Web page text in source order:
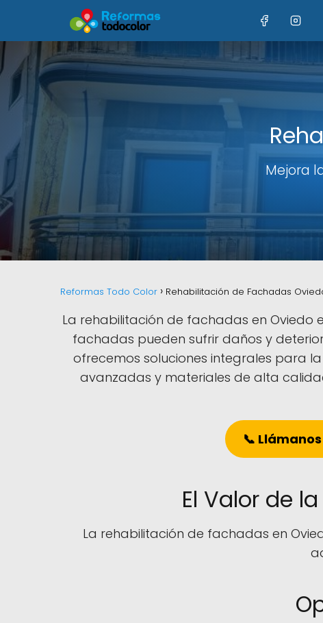
Mejora
Reformas Todo Color Rehabilitación de Fachadas
La rehabilitación de fachadas en Oviedo
fachadas pueden sufrir daños y
ofrecemos soluciones integrales para
avanzadas y materiales de alta
📞
El Valor de
La rehabilitación de fachadas en